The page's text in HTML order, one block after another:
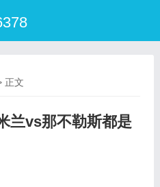
正文
兰vs那不勒斯都是